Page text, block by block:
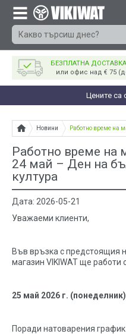
БЕЗПЛАТНА ДОСТАВКА
или офис над € 75
Цените
Новини Работно време на
Работно време на
24 май – Ден на
култура
Дата: 2026-05-21
Уважаеми клиенти,
Във връзка с предстоящия
магазин VIKIWAT ще работи
25 май 2026 г.
Поради натоварения